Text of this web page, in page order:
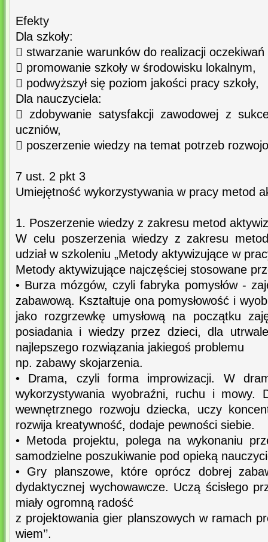
Efekty
Dla szkoły:
 stwarzanie warunków do realizacji
 promowanie szkoły w środowisku lokalnym,
 podwyższył się poziom jakości pracy szkoły,
Dla nauczyciela:
 zdobywanie satysfakcji zawodowej z
uczniów,
 poszerzenie wiedzy na temat potrzeb
7 ust. 2 pkt 3
Umiejętność wykorzystywania w pracy metod
1. Poszerzenie wiedzy z zakresu metod
W celu poszerzenia wiedzy z zakresu
udział w szkoleniu „Metody aktywizujące w
Metody aktywizujące najczęściej stosowane
• Burza mózgów, czyli fabryka pomysłów -
zabawową. Kształtuje ona pomysłowość i
jako rozgrzewkę umysłową na początku
posiadania i wiedzy przez dzieci, dla
najlepszego rozwiązania jakiegoś problemu
np. zabawy skojarzenia.
• Drama, czyli forma improwizacji. W
wykorzystywania wyobraźni, ruchu i mowy.
wewnętrznego rozwoju dziecka, uczy
rozwija kreatywność, dodaje pewności siebie.
• Metoda projektu, polega na wykonaniu
samodzielne poszukiwanie pod opieką
• Gry planszowe, które oprócz dobrej
dydaktycznej wychowawcze. Uczą ścisłego
miały ogromną radość
z projektowania gier planszowych w ramach
wiem’’.